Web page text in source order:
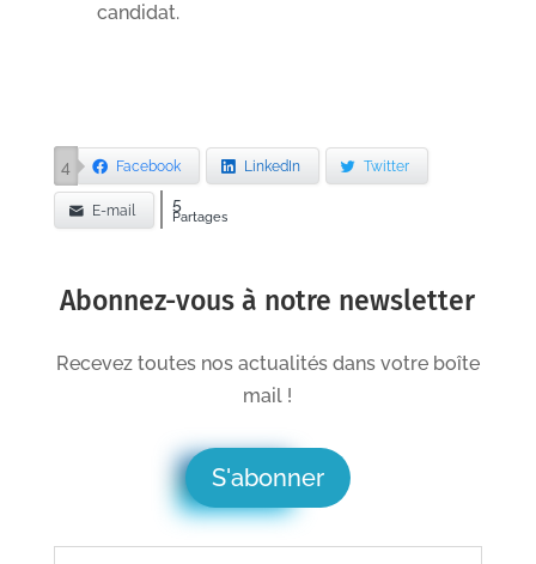
candidat.
4 Facebook LinkedIn Twitter
E-mail Partages
5
Abonnez-vous à notre newsletter
Recevez toutes nos actualités dans votre boîte
mail !
S'abonner